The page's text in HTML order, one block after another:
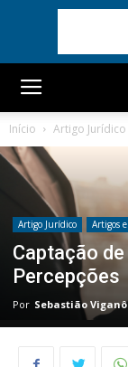
Início Artigo Jurídico
Artigo Jurídico Artigos
Captação
Percepções
Por Sebastião